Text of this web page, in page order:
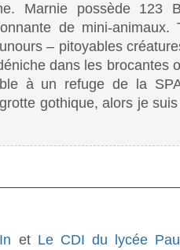
Marnie possède 123
de mini-animaux.
– pitoyables
dans les brocantes
à un refuge de la
gothique, alors je
et Le CDI du lycée